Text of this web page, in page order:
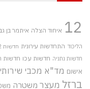
12 איחוד הצלה איתמר בן
הליכוד התחדשות עירונית חדשות 12
חדשות נתניה חדשות עכו חדשות
אישום מד"א מכבי
ברזל מעצר משטרה